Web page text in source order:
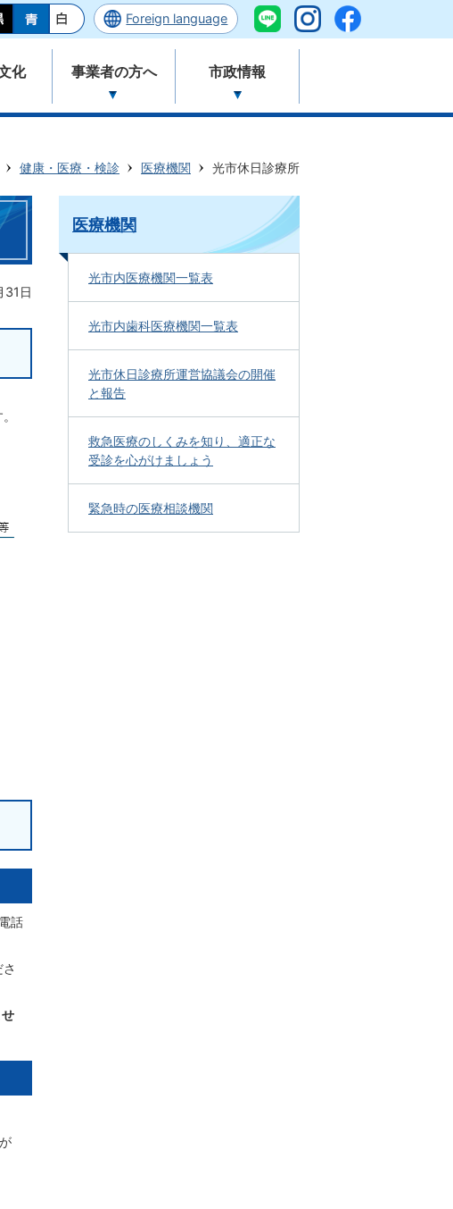
Foreign language
化 事業者の方へ 市政情報
健康・医療・検診 医療機関 光市休日診療所
31日
電話
医療機関
光市内医療機関一覧表
光市内歯科医療機関一覧表
光市休日診療所運営協議会の開催
と報告
救急医療のしくみを知り、適正な
受診を心がけましょう
緊急時の医療相談機関